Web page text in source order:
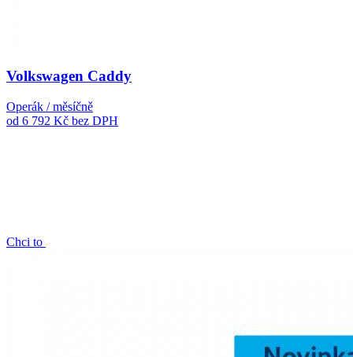
Volkswagen Caddy
Operák / měsíčně
od 6 792 Kč bez DPH
Chci to